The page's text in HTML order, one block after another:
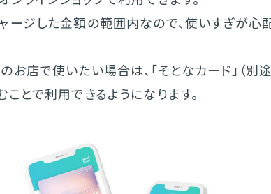
ージした金額の範囲内なので、使いすぎが心
お店で使いたい場合は、「そとなカード」（別
とで利用できるようになります。